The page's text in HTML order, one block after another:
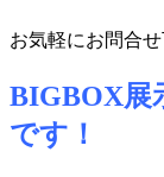
お気軽にお問合
BIGBOX展
です！